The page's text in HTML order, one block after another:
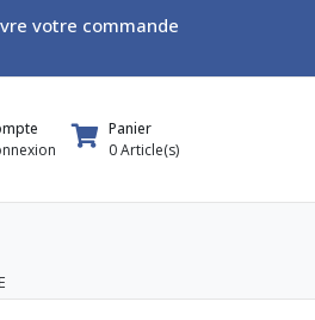
votre commande
Panier
0Article(s)